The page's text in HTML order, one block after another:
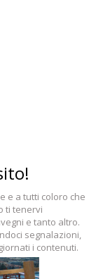
e a tutti coloro che
ti tenervi
e tanto altro.
segnalazioni,
i contenuti.